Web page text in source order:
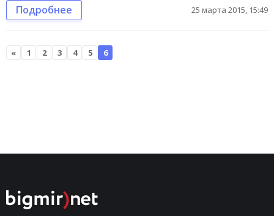
Подробнее 25 марта 2015, 15:49
« 1 2 3 4 5 6